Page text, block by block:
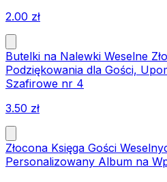
2.00 zł
Butelki na Nalewki Weselne
Podziękowania dla Gości,
Szafirowe nr 4
3.50 zł
Złocona Księga Gości
Personalizowany Album na